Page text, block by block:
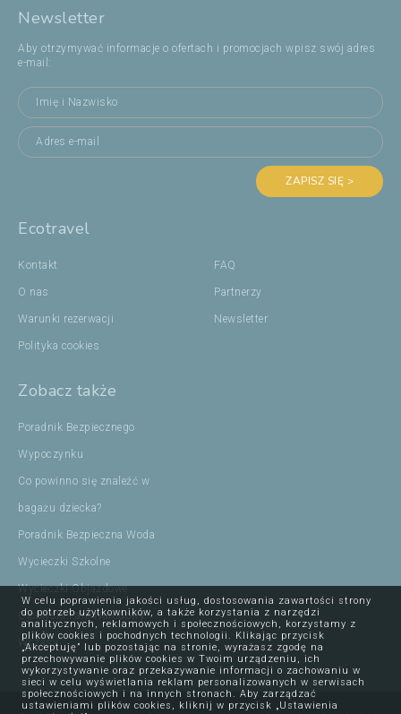
Newsletter
Aby otrzymywać informacje o ofertach i promocjach wpisz swój adres
e-mail:
ZAPISZ SIĘ >
Ecotravel
Kontakt
O nas
Warunki rezerwacji
Polityka cookies
FAQ
Partnerzy
Newsletter
Zobacz także
Poradnik Bezpiecznego
Wypoczynku
Co powinno się znaleźć w
bagażu dziecka?
Poradnik Bezpieczna Woda
Wycieczki Szkolne
Wycieczki Objazdowe
Ojcowski Park Narodowy
Wczasy
W celu poprawienia jakości usług, dostosowania zawartości strony
do potrzeb użytkowników, a także korzystania z narzędzi
analitycznych, reklamowych i społecznościowych, korzystamy z
plików cookies i pochodnych technologii. Klikając przycisk
„Akceptuję” lub pozostając na stronie, wyrażasz zgodę na
przechowywanie plików cookies w Twoim urządzeniu, ich
wykorzystywanie oraz przekazywanie informacji o zachowaniu w
sieci w celu wyświetlania reklam personalizowanych w serwisach
społecznościowych i na innych stronach. Aby zarządzać
ustawieniami plików cookies, kliknij w przycisk „Ustawienia